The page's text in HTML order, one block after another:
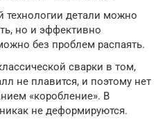
детали можно
но и эффективно
без проблем распаять.
сварки в том,
не плавится, и поэтому нет
«коробление». В
не деформируются.